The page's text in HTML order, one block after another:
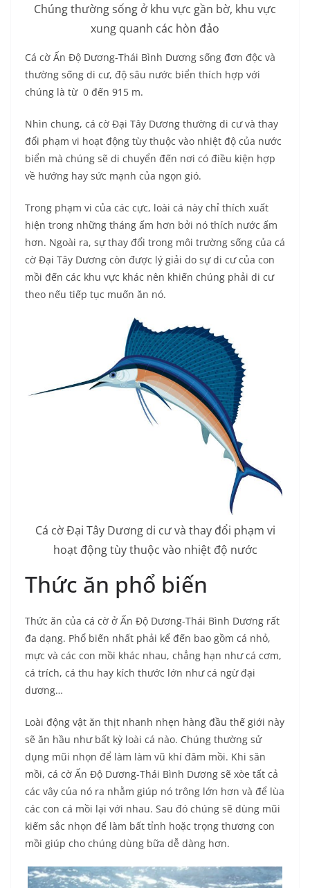
Chúng thường sống ở khu vực gần bờ, khu vực
xung quanh các hòn đảo
Cá cờ Ấn Độ Dương-Thái Bình Dương sống đơn độc và
thường sống di cư, độ sâu nước biển thích hợp với
chúng là từ 0 đến 915 m.
Nhìn chung, cá cờ Đại Tây Dương thường di cư và thay
đổi phạm vi hoạt động tùy thuộc vào nhiệt độ của nước
biển mà chúng sẽ di chuyển đến nơi có điều kiện hợp
về hướng hay sức mạnh của ngọn gió.
Trong phạm vi của các cực, loài cá này chỉ thích xuất
hiện trong những tháng ấm hơn bởi nó thích nước ấm
hơn. Ngoài ra, sự thay đổi trong môi trường sống của cá
cờ Đại Tây Dương còn được lý giải do sự di cư của con
mồi đến các khu vực khác nên khiến chúng phải di cư
theo nếu tiếp tục muốn ăn nó.
Cá cờ Đại Tây Dương di cư và thay đổi phạm vi
hoạt động tùy thuộc vào nhiệt độ nước
Thức ăn phổ biến
Thức ăn của cá cờ ở Ấn Độ Dương-Thái Bình Dương rất
đa dạng. Phổ biến nhất phải kể đến bao gồm cá nhỏ,
mực và các con mồi khác nhau, chẳng hạn như cá cơm,
cá trích, cá thu hay kích thước lớn như cá ngừ đại
dương…
Loài động vật ăn thịt nhanh nhẹn hàng đầu thế giới này
sẽ ăn hầu như bất kỳ loài cá nào. Chúng thường sử
dụng mũi nhọn để làm làm vũ khí đâm mồi. Khi săn
mồi, cá cờ Ấn Độ Dương-Thái Bình Dương sẽ xòe tất cả
các vây của nó ra nhằm giúp nó trông lớn hơn và để lùa
các con cá mồi lại với nhau. Sau đó chúng sẽ dùng mũi
kiếm sắc nhọn để làm bất tỉnh hoặc trọng thương con
mồi giúp cho chúng dùng bữa dễ dàng hơn.